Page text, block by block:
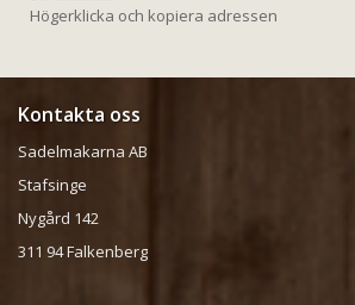
Högerklicka och kopiera adressen
Kontakta oss
Sadelmakarna AB
Stafsinge
Nygård 142
311 94 Falkenberg